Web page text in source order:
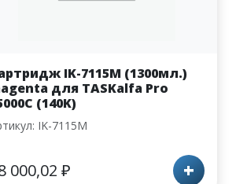
IK-7115M (1300мл.)
для TASKalfa Pro
(140K)
IK-7115M
000,02 ₽ +